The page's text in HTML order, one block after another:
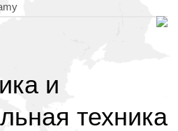
и
техника